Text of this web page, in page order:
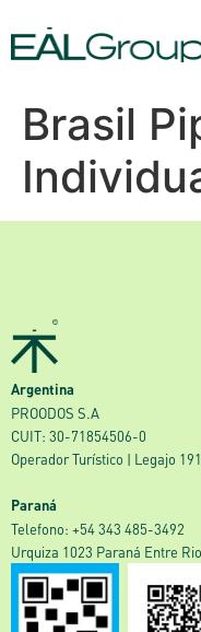
Brasil
Argentina
PROODOS S.A
CUIT: 30-71854506-0
Operador Turístico | Legajo
Paraná
‎Telefono: +54 343 485-3492
Urquiza 1023 Paraná Entre